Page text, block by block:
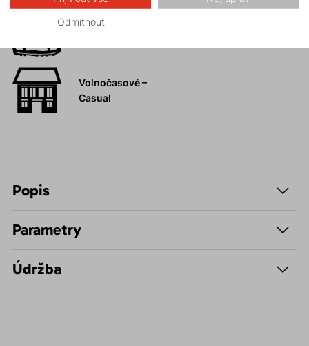
Volnočasové –
Casual
Popis
Parametry
Údržba
Odmítnout